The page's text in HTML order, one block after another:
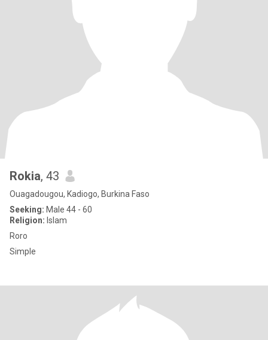
Rokia, 43
Ouagadougou, Kadiogo, Burkina Faso
Seeking: Male 44 - 60
Religion: Islam
Roro
Simple